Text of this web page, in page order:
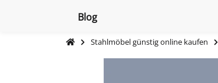
Blog
Stahlmöbel günstig online kaufen